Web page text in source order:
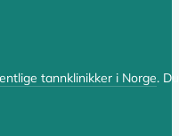
tannklinikker i Norge.